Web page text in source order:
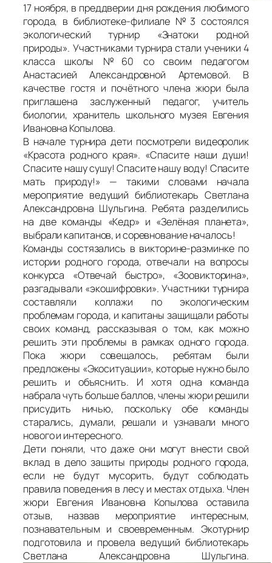
17 ноября, в преддверии дня рождения любимого
города, в библиотеке-филиале №3 состоялся
экологический турнир «Знатоки родной
природы». Участниками турнира стали ученики 4
класса школы №60 со своим педагогом
Анастасией Александровной Артемовой. В
качестве гостя и почётного члена жюри была
приглашена заслуженный педагог, учитель
биологии, хранитель школьного музея Евгения
Ивановна Копылова.
В начале турнира дети посмотрели видеоролик
«Красота родного края». «Спасите наши души!
Спасите нашу сушу! Спасите нашу воду! Спасите
мать природу!» — такими словами начала
мероприятие ведущий библиотекарь Светлана
Александровна Шульгина. Ребята разделились
на две команды «Кедр» и «Зелёная планета»,
выбрали капитанов, и соревнование началось!
Команды состязались в викторине-разминке по
истории родного города, отвечали на вопросы
конкурса «Отвечай быстро», «Зоовикторина»,
разгадывали «экошифровки». Участники турнира
составляли коллажи по экологическим
проблемам города, и капитаны защищали работы
своих команд, рассказывая о том, как можно
решить эти проблемы в рамках одного города.
Пока жюри совещалось, ребятам были
предложены «Экоситуации», которые нужно было
решить и объяснить. И хотя одна команда
набрала чуть больше баллов, члены жюри решили
присудить ничью, поскольку обе команды
старались, думали, решали и узнавали много
нового и интересного.
Дети поняли, что даже они могут внести свой
вклад в дело защиты природы родного города,
если не будут мусорить, будут соблюдать
правила поведения в лесу и местах отдыха. Член
жюри Евгения Ивановна Копылова оставила
отзыв, назвав мероприятие интересным,
познавательным и своевременным. Экотурнир
подготовила и провела ведущий библиотекарь
Светлана Александровна Шульгина.